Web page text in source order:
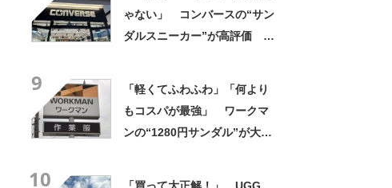
ゃない」 コンバースの“サン
ダルスニーカー”が高評価
9
「軽くてふわふわ」「何より
もコスパが最強」 ワークマ
ンの“1280円サンダル”が大人
10